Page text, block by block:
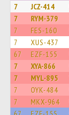
7 JCZ-414
7 RYM-379
7 FES-160
7 XUS-437
67 EZF-155
7 XYA-866
7 MYL-895
7 OYK-484
7 MKX-964